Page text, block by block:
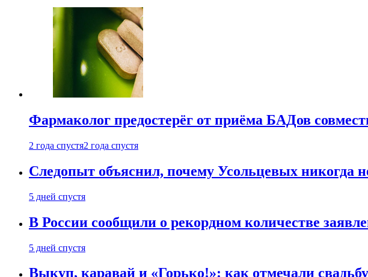
Фармаколог предостерёг от приёма БАДов
2 года спустя2 года спустя
Следопыт объяснил, почему Усольцевых никогда
5 дней спустя
В России сообщили о рекордном количестве
5 дней спустя
Выкуп, каравай и «Горько!»: как отмечали